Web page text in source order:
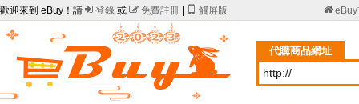
歡迎來到 eBuy！請  登錄 或  免費註冊 觸屏版 eBuy
代購商品網址